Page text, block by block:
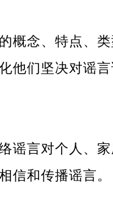
概念、特点、
他们坚决对谣
谣言对个人、
信和传播谣言。